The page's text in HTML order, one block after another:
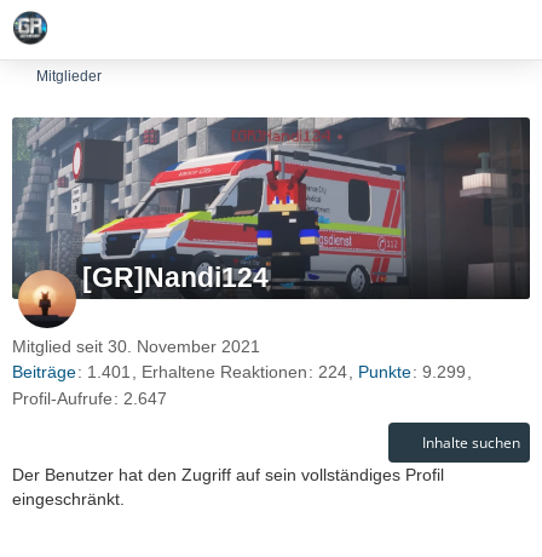
Mitglieder
[GR]Nandi124
Mitglied seit 30. November 2021
Beiträge
1.401 Erhaltene Reaktionen 224 Punkte 9.299
Profil-Aufrufe
2.647
Inhalte suchen
Der Benutzer hat den Zugriff auf sein vollständiges Profil
eingeschränkt.